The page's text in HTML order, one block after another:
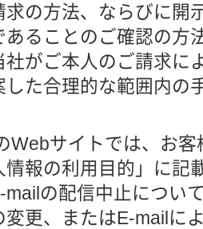
求の方法、ならびに開
あることのご確認の方
社がご本人のご請求に
した合理的な範囲内の
Webサイトでは、お
情報の利用目的」に記
mailの配信中止につい
変更、またはE-mailに